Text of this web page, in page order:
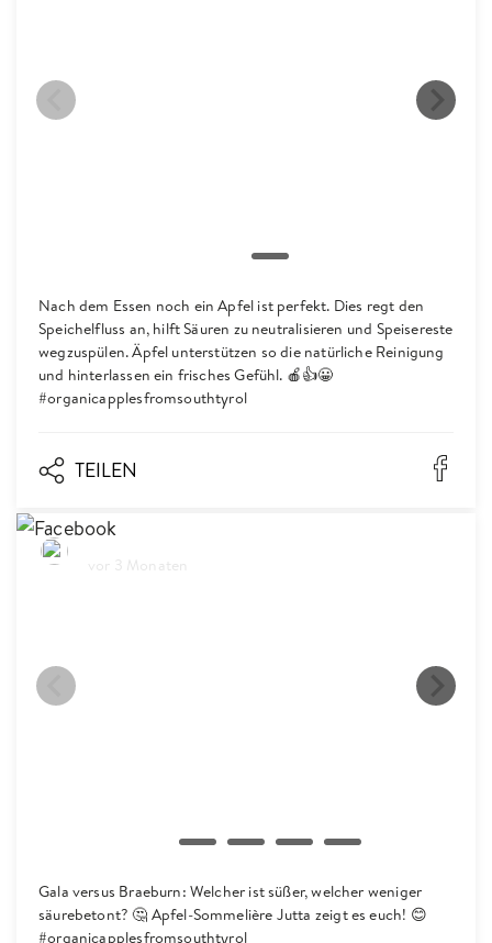
Nach dem Essen noch ein Apfel ist perfekt. Dies regt den
Speichelfluss an, hilft Säuren zu neutralisieren und Speisereste
wegzuspülen. Äpfel unterstützen so die natürliche Reinigung
und hinterlassen ein frisches Gefühl. 🍎👍😀
#organicapplesfromsouthtyrol
TEILEN
vor 3 Monaten
Gala versus Braeburn: Welcher ist süßer, welcher weniger
säurebetont? 🤔 Apfel-Sommelière Jutta zeigt es euch! 😊
#organicapplesfromsouthtyrol